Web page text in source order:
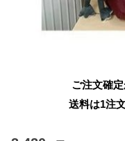
ご注文確
送料は1注